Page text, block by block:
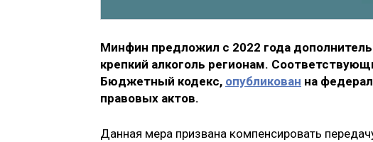
Минфин предложил с 2022 года
крепкий алкоголь регионам.
Бюджетный кодекс, опубликован на
правовых актов.
Данная мера призвана компенсировать